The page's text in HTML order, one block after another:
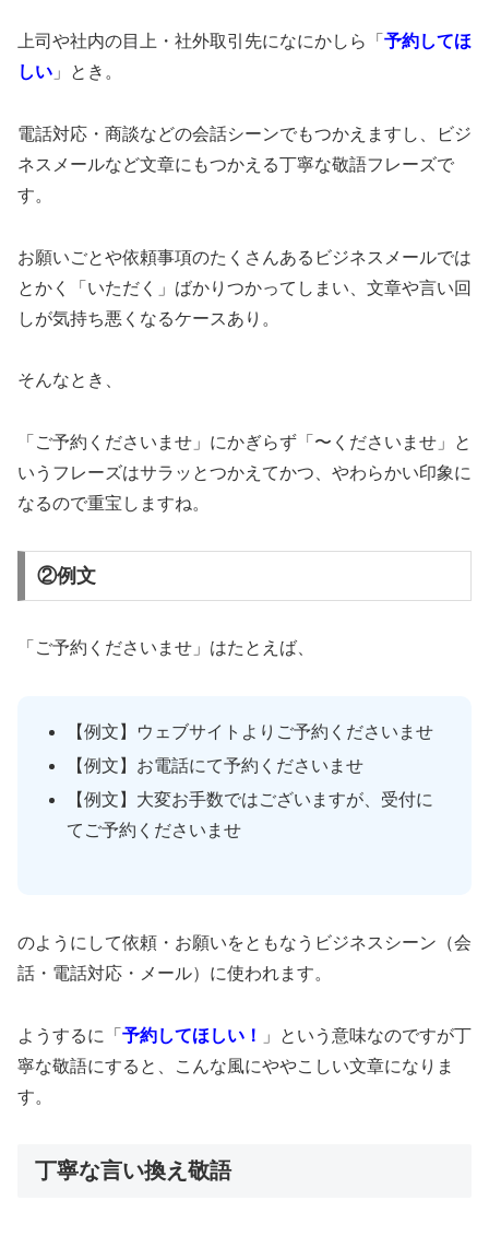
上司や社内の目上・社外取引先になにかしら「 予約してほ
しい 」とき。
電話対応・商談などの会話シーンでもつかえますし、ビジ
ネスメールなど文章にもつかえる丁寧な敬語フレーズで
す。
お願いごとや依頼事項のたくさんあるビジネスメールでは
とかく「いただく」ばかりつかってしまい、文章や言い回
しが気持ち悪くなるケースあり。
そんなとき、
「ご予約くださいませ」にかぎらず「〜くださいませ」と
いうフレーズはサラッとつかえてかつ、やわらかい印象に
なるので重宝しますね。
②例文
「ご予約くださいませ」はたとえば、
【例文】ウェブサイトよりご予約くださいませ
【例文】お電話にて予約くださいませ
【例文】大変お手数ではございますが、受付に
てご予約くださいませ
のようにして依頼・お願いをともなうビジネスシーン（会
話・電話対応・メール）に使われます。
ようするに「 予約してほしい！
」という意味なのですが丁
寧な敬語にすると、こんな風にややこしい文章になりま
す。
丁寧な言い換え敬語